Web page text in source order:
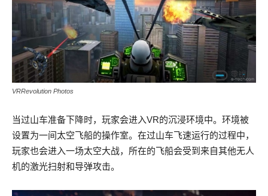
VRRevolution Photos
当过山车准备下降时，玩家会进入VR的沉浸环境中。环境被
设置为一间太空飞船的操作室。在过山车飞速运行的过程中，
玩家也会进入一场太空大战，所在的飞船会受到来自其他无人
机的激光扫射和导弹攻击。